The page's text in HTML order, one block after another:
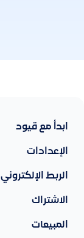
ابدأ مع قيود
الإعدادات
الربط الإلكتروني
الاشتراك
المبيعات